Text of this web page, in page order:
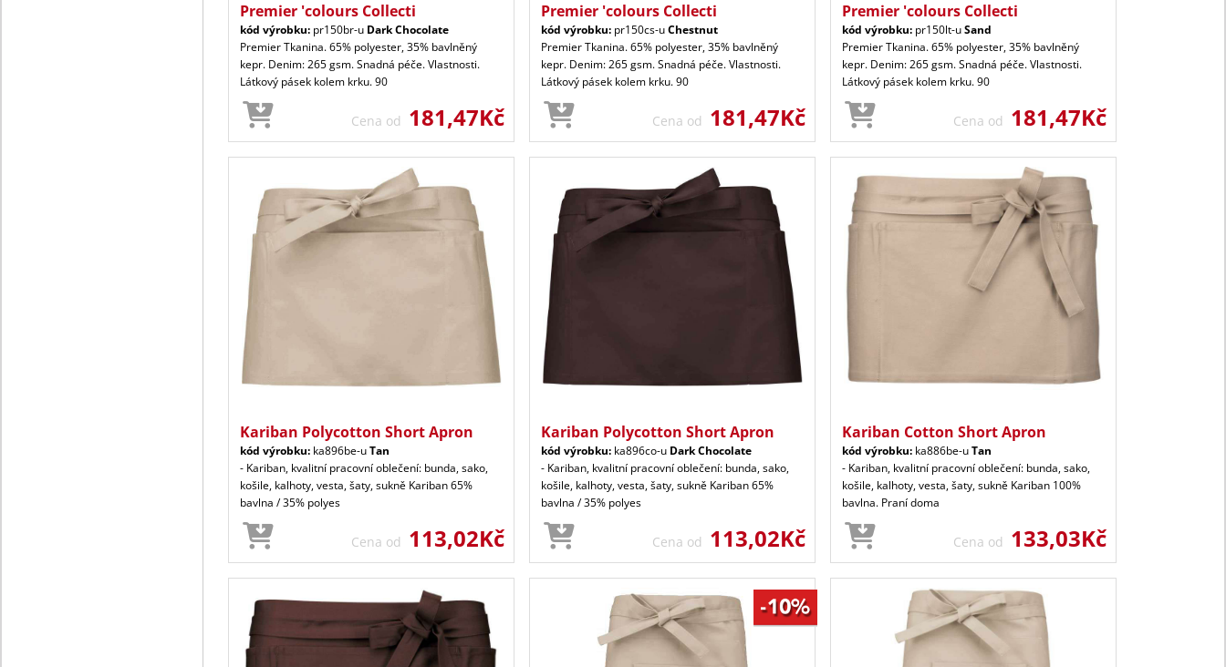
Premier 'colours Collecti
kód výrobku: pr150br-u Dark Chocolate
Premier Tkanina. 65% polyester, 35% bavlněný
kepr. Denim: 265 gsm. Snadná péče. Vlastnosti.
Látkový pásek kolem krku. 90
Cena od 181,47Kč
Premier 'colours Collecti
kód výrobku: pr150cs-uChestnut
Premier Tkanina. 65% polyester, 35% bavlněný
kepr. Denim: 265 gsm. Snadná péče. Vlastnosti.
Látkový pásek kolem krku. 90
Cena od 181,47Kč
Premier 'colours Collecti
kód výrobku: pr150lt-uSand
Premier Tkanina. 65% polyester, 35% bavlněný
kepr. Denim: 265 gsm. Snadná péče. Vlastnosti.
Látkový pásek kolem krku. 90
Cena od 181,47Kč
Kariban Polycotton Short Apron
kód výrobku: ka896be-uTan
- Kariban, kvalitní pracovní oblečení: bunda, sako,
košile, kalhoty, vesta, šaty, sukně Kariban 65%
bavlna / 35% polyes
Cena od 113,02Kč
Kariban Polycotton Short Apron
kód výrobku: ka896co-u Dark Chocolate
- Kariban, kvalitní pracovní oblečení: bunda, sako,
košile, kalhoty, vesta, šaty, sukně Kariban 65%
bavlna / 35% polyes
Cena od 113,02Kč
Kariban Cotton Short Apron
kód výrobku: ka886be-uTan
- Kariban, kvalitní pracovní oblečení: bunda, sako,
košile, kalhoty, vesta, šaty, sukně Kariban 100%
bavlna. Praní doma
Cena od 133,03Kč